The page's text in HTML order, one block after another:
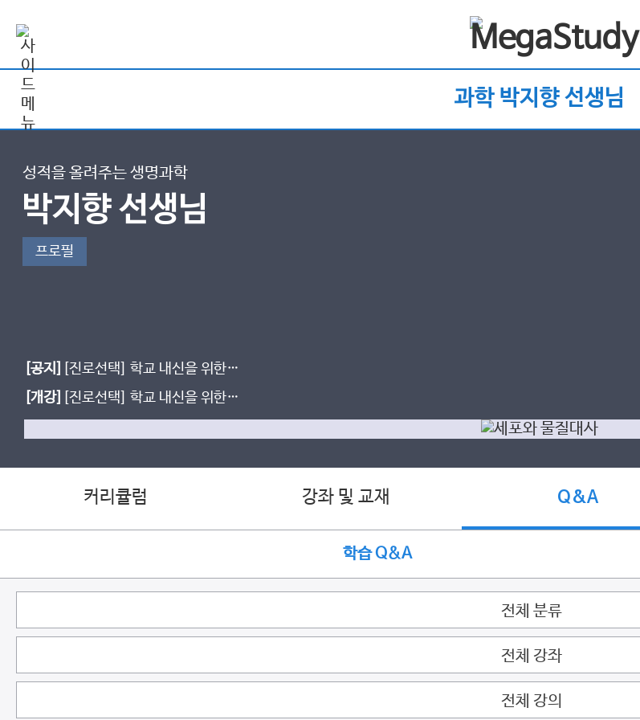
과학 박지향 선생님
성적을 올려주는 생명과학
박지향 선생님
프로필
[공지]
[진로선택] 학교 내신을 위한
생물의 유전 starter
[개강]
[진로선택] 학교 내신을 위한
커리큘럼 강좌 및 교재 Q&A
학습 Q&A
전체 분류
전체 강좌
전체 강의